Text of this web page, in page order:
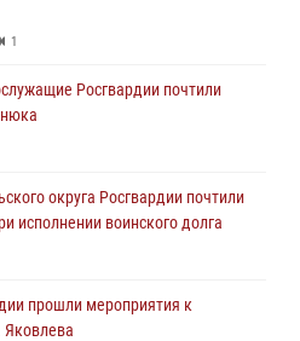
1
Росгвардии почтили
округа Росгвардии почтили
исполнении воинского долга
прошли мероприятия к
Яковлева